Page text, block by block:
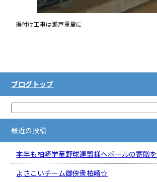
据付け工事は瀬戸重量に
ブログトップ
最近の投稿
本年も柏崎学童野球連盟様へボールの寄贈を
よさこいチーム御侠衆柏崎☆